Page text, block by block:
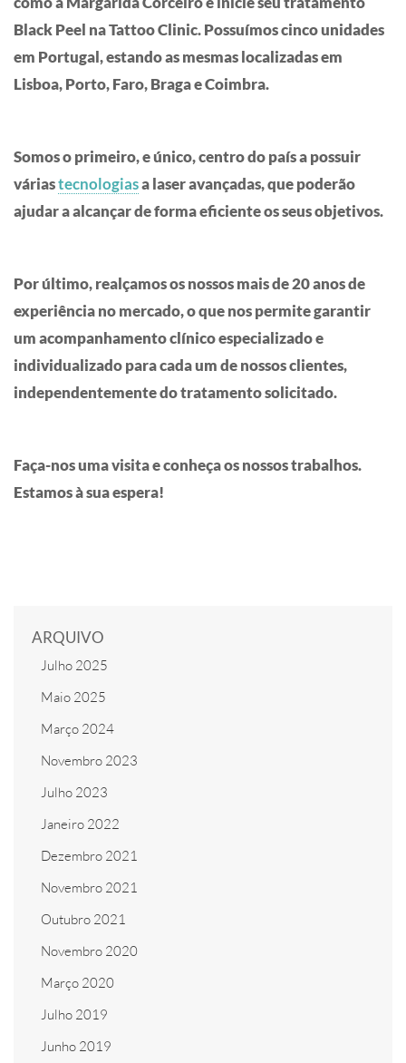
Black Peel na Tattoo Clinic. Possuímos cinco unidades
em Portugal, estando as mesmas localizadas em
Lisboa, Porto, Faro, Braga e Coimbra.
Somos o primeiro, e único, centro do país a possuir
váriastecnologiasa laser avançadas, que poderão
ajudar a alcançar de forma eficiente os seus objetivos.
Por último, realçamos os nossos mais de 20 anos de
experiência no mercado, o que nos permite garantir
um acompanhamento clínico especializado e
individualizado para cada um de nossos clientes,
independentemente do tratamento solicitado.
Faça-nos uma visita e conheça os nossos trabalhos.
Estamos à sua espera!
ARQUIVO
Julho 2025
Maio 2025
Março 2024
Novembro 2023
Julho 2023
Janeiro 2022
Dezembro 2021
Novembro 2021
Outubro 2021
Novembro 2020
Março 2020
Julho 2019
Junho 2019